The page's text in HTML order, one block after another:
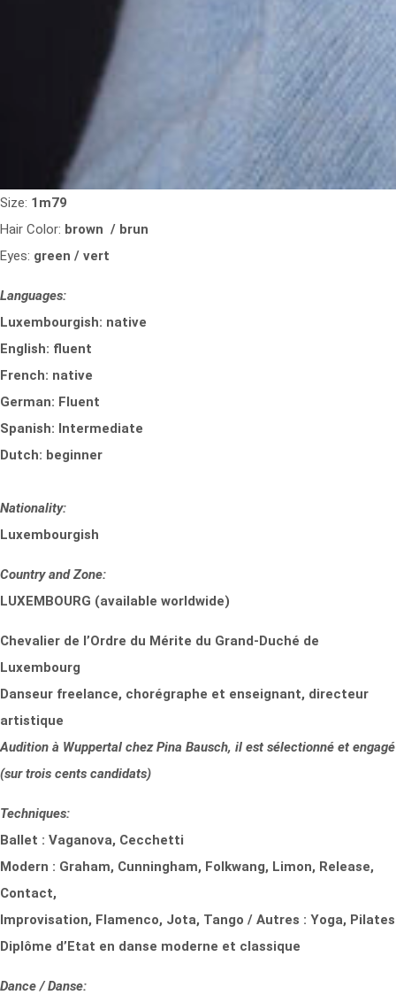
Size: 1m79
Hair Color: brown / brun
Eyes: green / vert
Languages:
Luxembourgish: native
English: fluent
French: native
German: Fluent
Spanish: Intermediate
Dutch: beginner
Nationality:
Luxembourgish
Country and Zone:
LUXEMBOURG (available worldwide)
Chevalier de l’Ordre du Mérite du Grand-Duché de
Luxembourg
Danseur freelance, chorégraphe et enseignant, directeur
artistique
Audition à Wuppertal chez Pina Bausch, il est sélectionné et engagé
(sur trois cents candidats)
Techniques:
Ballet : Vaganova, Cecchetti
Modern : Graham, Cunningham, Folkwang, Limon, Release,
Contact,
Improvisation, Flamenco, Jota, Tango / Autres : Yoga, Pilates
Diplôme d’Etat en danse moderne et classique
Dance / Danse: